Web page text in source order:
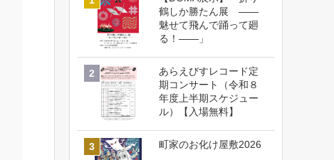
鶴しか勝たん展 ――
魅せて飛んで踊って廻
る！――」
あらえびすレコード定
期コンサート（令和８
年度上半期スケジュー
ル）【入場無料】
町家のお化け屋敷2026